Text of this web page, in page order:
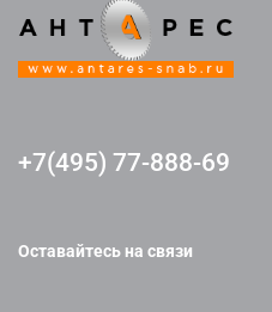
+7(495) 77-888-69
Оставайтесь на связи